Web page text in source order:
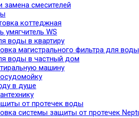
замена смесителей
коттеджная
умягчитель WS
воды в квартиру
магистрального фильтра для воды
воды в частный дом
машину
в душе
от протечек воды
системы защиты от протечек